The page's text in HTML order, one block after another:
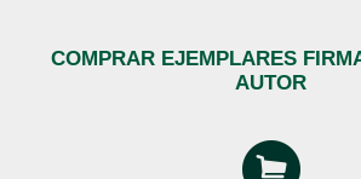
COMPRAR EJEMPLARES
AUTOR